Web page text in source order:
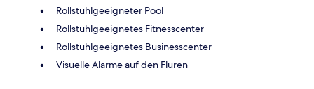
Rollstuhlgeeigneter Pool
Rollstuhlgeeignetes Fitnesscenter
Rollstuhlgeeignetes Businesscenter
Visuelle Alarme auf den Fluren